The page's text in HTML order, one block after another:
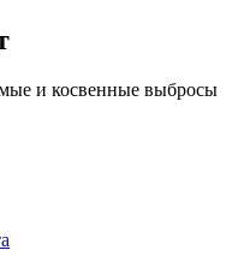
и косвенные выбросы